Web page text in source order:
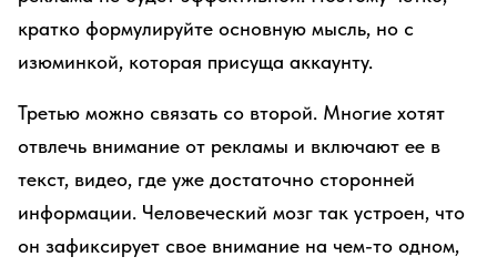
кратко формулируйте основную мысль, но с
изюминкой, которая присуща аккаунту.
Третью можно связать со второй. Многие хотят
отвлечь внимание от рекламы и включают ее в
текст, видео, где уже достаточно сторонней
информации. Человеческий мозг так устроен, что
он зафиксирует свое внимание на чем-то одном,